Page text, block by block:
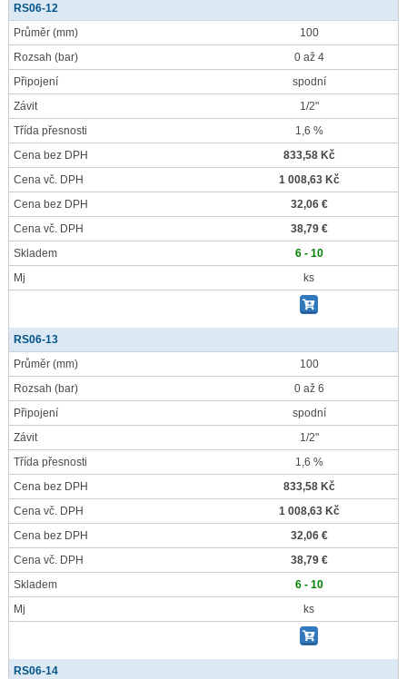
RS06-12
Průměr (mm)
100
Rozsah (bar)
0 až 4
Připojení
spodní
Závit
1/2"
Třída přesnosti
1,6 %
Cena bez DPH
833,58 Kč
Cena vč. DPH
1 008,63 Kč
Cena bez DPH
32,06 €
Cena vč. DPH
38,79 €
Skladem
6 - 10
Mj
ks
RS06-13
Průměr (mm)
100
Rozsah (bar)
0 až 6
Připojení
spodní
Závit
1/2"
Třída přesnosti
1,6 %
Cena bez DPH
833,58 Kč
Cena vč. DPH
1 008,63 Kč
Cena bez DPH
32,06 €
Cena vč. DPH
38,79 €
Skladem
6 - 10
Mj
ks
RS06-14